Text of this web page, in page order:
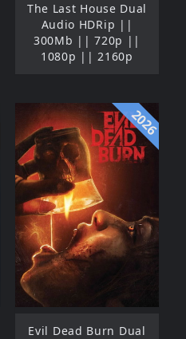
The Last House Dual
Audio HDRip ||
300Mb || 720p ||
1080p || 2160p
2026
Evil Dead Burn Dual